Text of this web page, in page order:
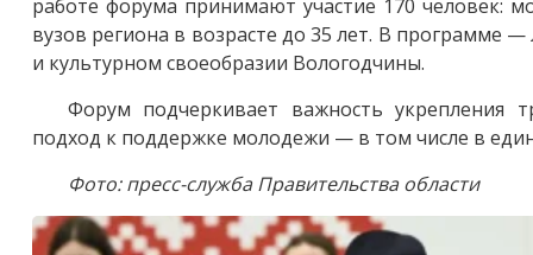
работе форума принимают участие 170 человек:
вузов региона в возрасте до 35 лет. В программе
и культурном своеобразии Вологодчины.
Форум подчеркивает важность укрепления
подход к поддержке молодежи — в том числе в
Фото: пресс-служба Правительства области